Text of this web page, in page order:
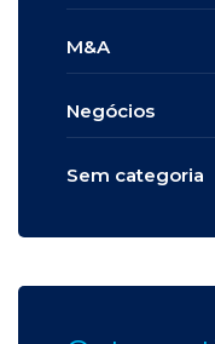
M&A
Negócios
Sem categoria